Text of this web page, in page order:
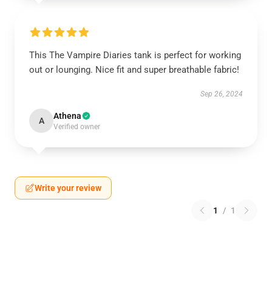
This The Vampire Diaries tank is perfect for working
out or lounging. Nice fit and super breathable fabric!
Sep 26, 2024
A Athena
Verified owner
Write your review
1 / 1